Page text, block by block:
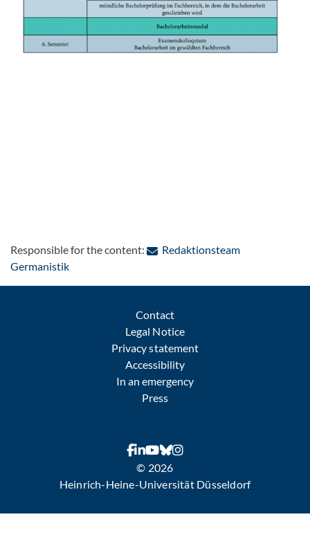
Responsible for the content:
Redaktionsteam
Germanistik: Contact by e-mail
Contact
Legal Notice
Privacy statement
Accessibility
In an emergency
Press
© 2026
Heinrich-Heine-Universität Düsseldorf